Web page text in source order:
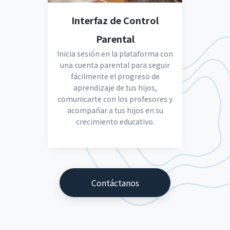
Interfaz de Control
Parental
Inicia sesión en la plataforma con
una cuenta parental para seguir
fácilmente el progreso de
aprendizaje de tus hijos,
comunicarte con los profesores y
acompañar a tus hijos en su
crecimiento educativo.
Contáctanos